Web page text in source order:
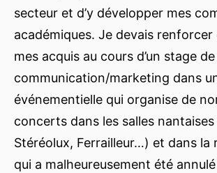
secteur et d’y développer mes
académiques. Je devais
mes acquis au cours d’un stage de
communication/marketing dans
événementielle qui organise de
concerts dans les salles nantaises
Stéréolux, Ferrailleur…) et dans la
qui a malheureusement été